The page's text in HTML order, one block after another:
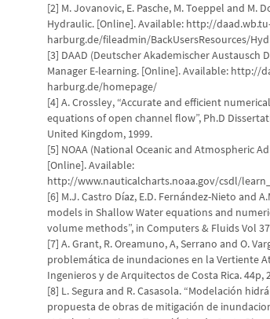
[2] M. Jovanovic, E. Pasche, M. Toeppel and M.
Hydraulic. [Online]. Available: http://
harburg.de/fileadmin/BackUsersResources/
[3] DAAD (Deutscher Akademischer Austausch
Manager E-learning. [Online]. Available: http://
harburg.de/homepage/
[4] A. Crossley, “Accurate and efficient
equations of open channel flow”, Ph.D
United Kingdom, 1999.
[5] NOAA (National Oceanic and Atmospheric
[Online]. Available:
http://www.nauticalcharts.noaa.gov/csdl/
[6] M.J. Castro Díaz, E.D. Fernández-Nieto and
models in Shallow Water equations and
volume methods”, in Computers & Fluids Vol
[7] A. Grant, R. Oreamuno, A, Serrano and O.
problemática de inundaciones en la Vertiente
Ingenieros y de Arquitectos de Costa Rica. 44p,
[8] L. Segura and R. Casasola. “Modelación
propuesta de obras de mitigación de